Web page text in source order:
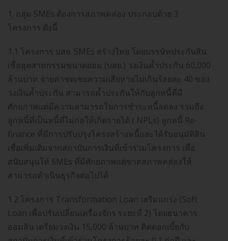
1. กลุ่ม SMEs ต้องการสภาพคล่อง ประกอบด้วย 3
โครงการ ดังนี้
1.1 โครงการ บสย. SMEs สร้างไทย โดยบรรษัทประกันสิน
เชื่ออุตสาหกรรมขนาดย่อม (บสย.) วงเงินค้ำประกัน 60,000
ล้านบาท จ่ายค่าชดเชยความเสียหายไม่เกินร้อยละ 40 ของ
วงเงินค้ำประกัน สามารถค้ำประกันให้กับลูกหนี้ที่มี
ศักยภาพแต่มีความสามารถในการชำระหนี้ลดลง รวมถึง
ลูกหนี้ที่เป็นหนี้ที่ไม่ก่อให้เกิดรายได้ ( NPLs) ลูกหนี้ Re-
finance ที่มีการปรับปรุงโครงสร้างหนี้และได้รับอนุมัติสิน
เชื่อเพิ่มเติมจากสถาบันการเงินที่เข้าร่วมโครงการ เพื่อ
สนับสนุนให้ SMEs ที่มีศักยภาพแต่ขาดสภาพคล่องให้
สามารถดำเนินธุรกิจต่อไปได้
1.2 โครงการ Transformation Loan เสริมแกร่ง (Soft
Loan เพื่อปรับเปลี่ยนเครื่องจักร ระยะที่ 2) โดยธนาคาร
ออมสิน เตรียมวงเงิน 15,000 ล้านบาท คิดดอกเบี้ยกับ